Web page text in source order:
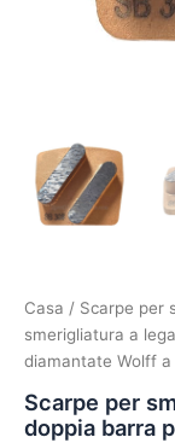
Casa / Scarpe per
smerigliatura a
diamantate Wolff
Scarpe per
doppia barra